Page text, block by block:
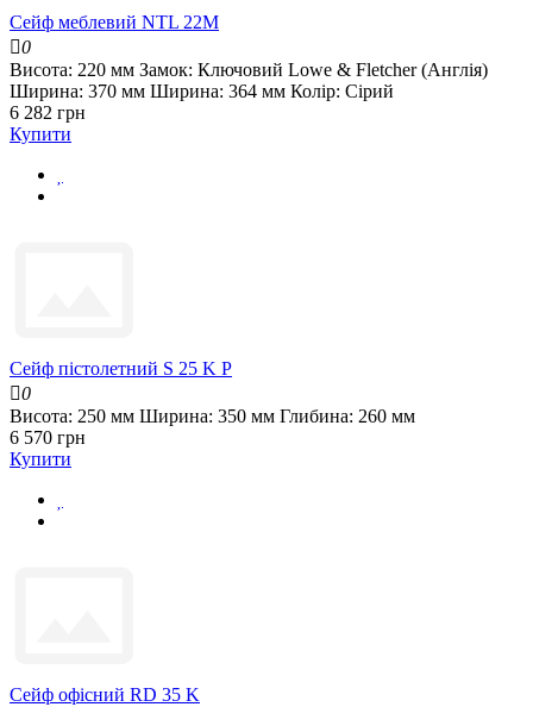
Сейф меблевий NTL 22M
0
Висота: 220 мм Замок: Ключовий Lowe & Fletcher (Англія)
Ширина: 370 мм Ширина: 364 мм Колір: Сірий
6 282 грн
Купити
Сейф пістолетний S 25 K P
0
Висота: 250 мм Ширина: 350 мм Глибина: 260 мм
6 570 грн
Купити
Сейф офісний RD 35 K